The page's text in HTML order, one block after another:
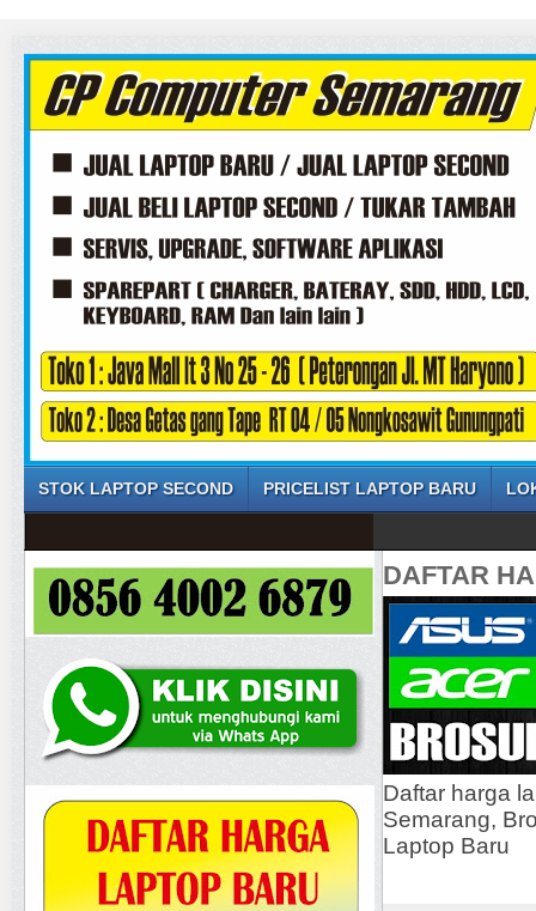
STOK LAPTOP SECOND PRICELIST LAPTOP BARU
DAFTAR
Daftar harga
Semarang,
Laptop Baru